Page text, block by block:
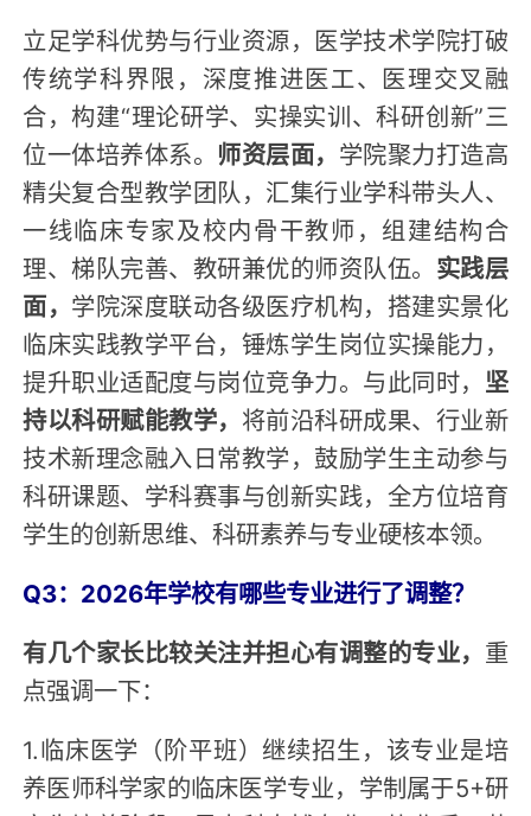
立足学科优势与行业资源，医学技术学院打破
传统学科界限，深度推进医工、医理交叉融
合，构建“理论研学、实操实训、科研创新”三
位一体培养体系。 师资层面， 学院聚力打造高
精尖复合型教学团队，汇集行业学科带头人、
一线临床专家及校内骨干教师，组建结构合
理、梯队完善、教研兼优的师资队伍。 实践层
面， 学院深度联动各级医疗机构，搭建实景化
临床实践教学平台，锤炼学生岗位实操能力，
提升职业适配度与岗位竞争力。与此同时， 坚
持以科研赋能教学， 将前沿科研成果、行业新
技术新理念融入日常教学，鼓励学生主动参与
科研课题、学科赛事与创新实践，全方位培育
学生的创新思维、科研素养与专业硬核本领。
Q3：2026年学校有哪些专业进行了调整？
有几个家长比较关注并担心有调整的专业， 重
点强调一下：
1.临床医学（阶平班）继续招生，该专业是培
养医师科学家的临床医学专业，学制属于5+研